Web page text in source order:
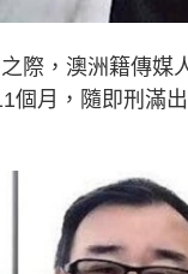
際，澳洲籍傳媒
個月，隨即刑滿